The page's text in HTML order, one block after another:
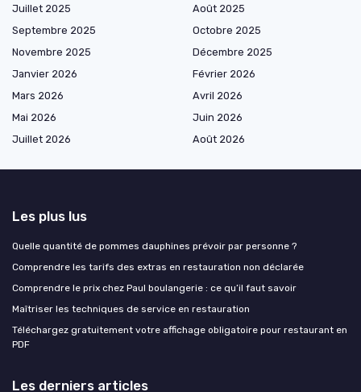
Juillet 2025
Août 2025
Septembre 2025
Octobre 2025
Novembre 2025
Décembre 2025
Janvier 2026
Février 2026
Mars 2026
Avril 2026
Mai 2026
Juin 2026
Juillet 2026
Août 2026
Les plus lus
Quelle quantité de pommes dauphines prévoir par personne ?
Comprendre les tarifs des extras en restauration non déclarée
Comprendre le prix chez Paul boulangerie : ce qu’il faut savoir
Maîtriser les techniques de service en restauration
Téléchargez gratuitement votre affichage obligatoire pour restaurant en
PDF
Les derniers articles